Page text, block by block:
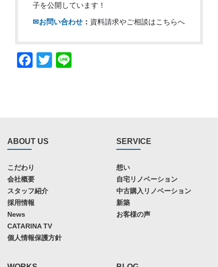
子を公開しています！
✉お問い合わせ ： 資料請求やご相談はこちらへ
Facebook
Twitter
ABOUT US
こだわり
会社概要
スタッフ紹介
採用情報
News
CATARINA TV
個人情報保護方針
SERVICE
想い
自宅リノベーション
中古購入リノベーション
新築
お客様の声